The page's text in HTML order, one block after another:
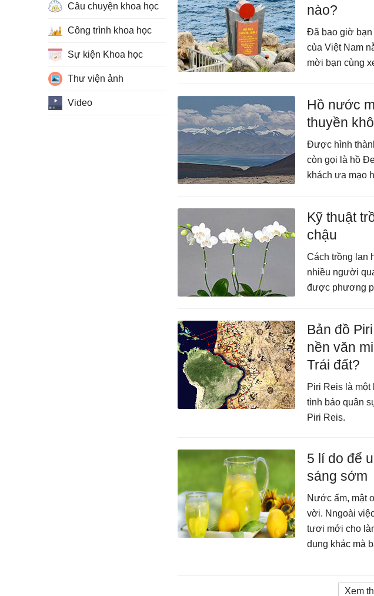
nào?
Đã bao giờ bạn
của Việt Nam
mời bạn cùng
Hồ nước
thuyền
Được hình
còn gọi là hồ
khách ưa mạo
Kỹ thuật
chậu
Cách trồng lan
nhiều người
được phương
Bản đồ
nền văn
Trái đất?
Piri Reis là
tình báo quân
Piri Reis.
5 lí do để
sáng sớm
Nước ấm, mật
vời. Nngoài
tươi mới cho
dụng khác mà
Xem
Câu chuyện khoa học
Công trình khoa học
Sự kiện Khoa học
Thư viện ảnh
Video